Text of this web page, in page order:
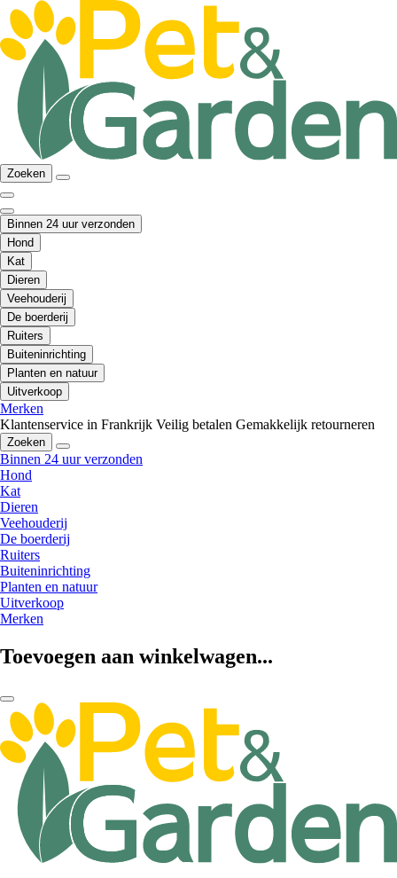
Zoeken
Binnen 24 uur verzonden
Hond
Kat
Dieren
Veehouderij
De boerderij
Ruiters
Buiteninrichting
Planten en natuur
Uitverkoop
Merken
Klantenservice in Frankrijk Veilig betalen Gemakkelijk retourneren
Zoeken
Binnen 24 uur verzonden
Hond
Kat
Dieren
Veehouderij
De boerderij
Ruiters
Buiteninrichting
Planten en natuur
Uitverkoop
Merken
Toevoegen aan winkelwagen...